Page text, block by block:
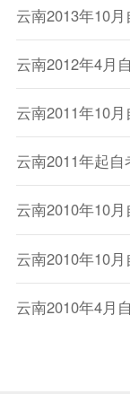
云南2013年10
云南2012年4月
云南2011年10
云南2011年起
云南2010年10
云南2010年10
云南2010年4月